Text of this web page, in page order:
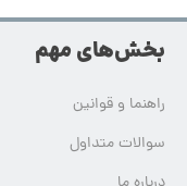
بخش‌های مهم
راهنما و قوانین
سوالات متداول